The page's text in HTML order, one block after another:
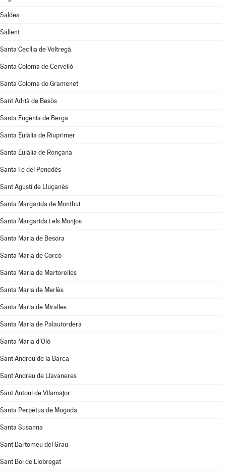
Saldes
Sallent
Santa Cecília de Voltregà
Santa Coloma de Cervelló
Santa Coloma de Gramenet
Sant Adrià de Besòs
Santa Eugènia de Berga
Santa Eulàlia de Riuprimer
Santa Eulàlia de Ronçana
Santa Fe del Penedès
Sant Agustí de Lluçanès
Santa Margarida de Montbui
Santa Margarida i els Monjos
Santa Maria de Besora
Santa Maria de Corcó
Santa Maria de Martorelles
Santa Maria de Merlès
Santa Maria de Miralles
Santa Maria de Palautordera
Santa Maria d'Oló
Sant Andreu de la Barca
Sant Andreu de Llavaneres
Sant Antoni de Vilamajor
Santa Perpètua de Mogoda
Santa Susanna
Sant Bartomeu del Grau
Sant Boi de Llobregat